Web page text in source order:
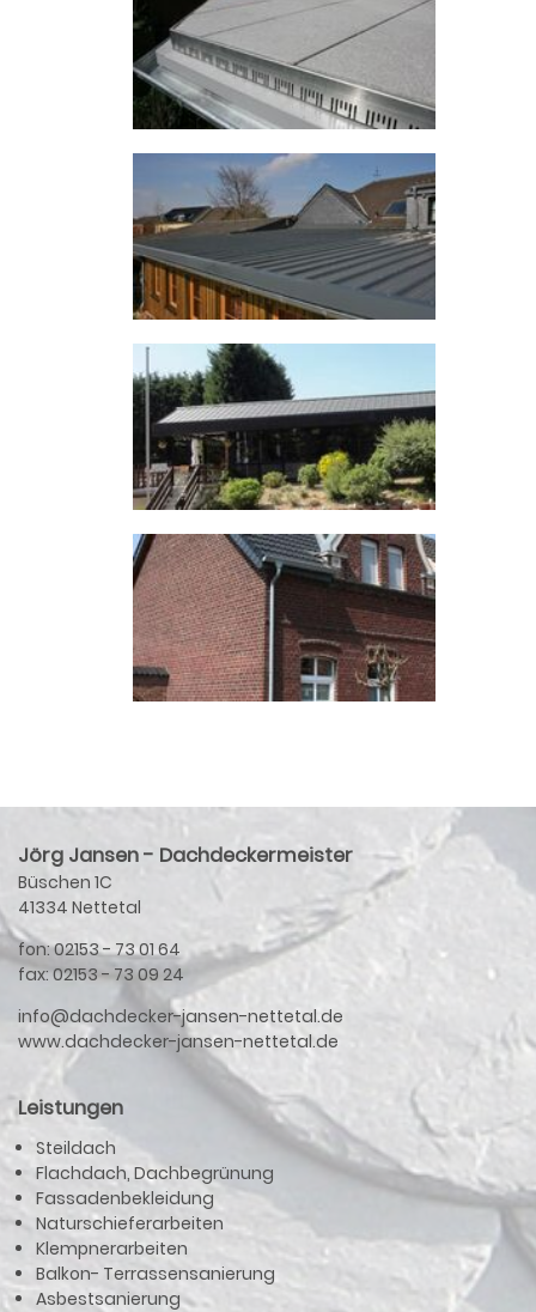
Jörg Jansen - Dachdeckermeister
Büschen 1C
41334 Nettetal
fon: 02153 - 73 01 64
fax: 02153 - 73 09 24
info@dachdecker-jansen-nettetal.de
www.dachdecker-jansen-nettetal.de
Leistungen
Steildach
Flachdach, Dachbegrünung
Fassadenbekleidung
Naturschieferarbeiten
Klempnerarbeiten
Balkon- Terrassensanierung
Asbestsanierung